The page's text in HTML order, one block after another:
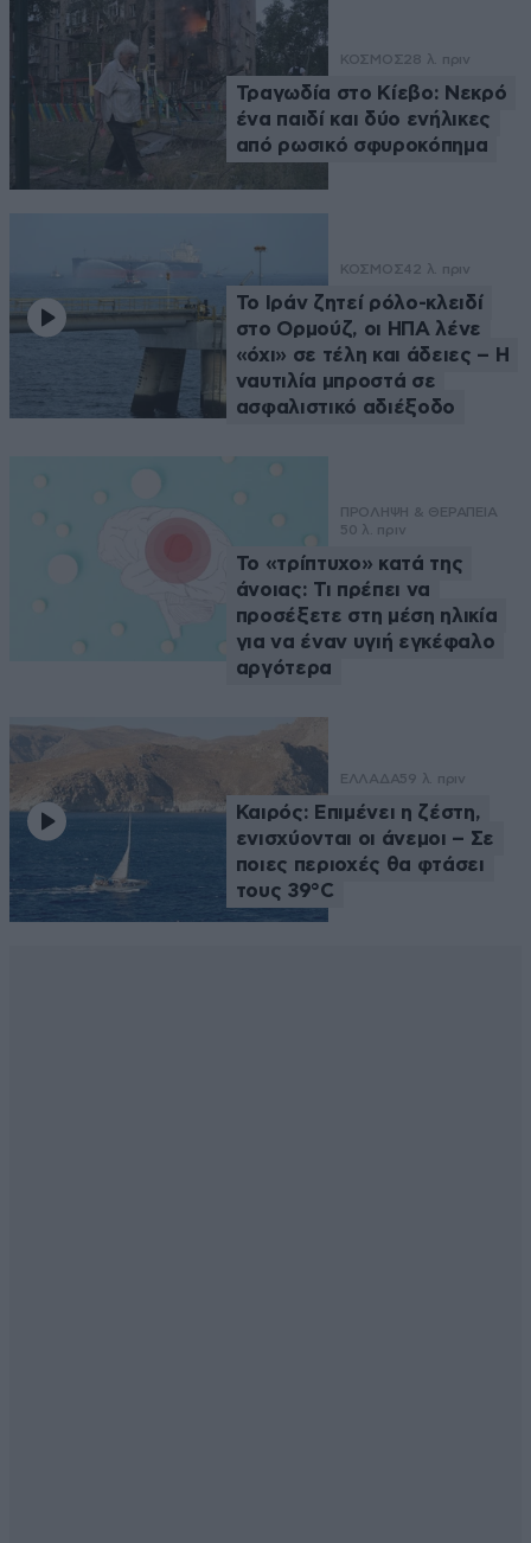
ΚΟΣΜΟΣ28 λ. πριν
Τραγωδία στο Κίεβο: Νεκρό
ένα παιδί και δύο ενήλικες
από ρωσικό σφυροκόπημα
ΚΟΣΜΟΣ42 λ. πριν
Το Ιράν ζητεί ρόλο-κλειδί
στο Ορμούζ, οι ΗΠΑ λένε
«όχι» σε τέλη και άδειες – Η
ναυτιλία μπροστά σε
ασφαλιστικό αδιέξοδο
ΠΡΟΛΗΨΗ & ΘΕΡΑΠΕΙΑ
50 λ. πριν
Το «τρίπτυχο» κατά της
άνοιας: Τι πρέπει να
προσέξετε στη μέση ηλικία
για να έναν υγιή εγκέφαλο
αργότερα
ΕΛΛΑΔΑ59 λ. πριν
Καιρός: Επιμένει η ζέστη,
ενισχύονται οι άνεμοι – Σε
ποιες περιοχές θα φτάσει
τους 39°C